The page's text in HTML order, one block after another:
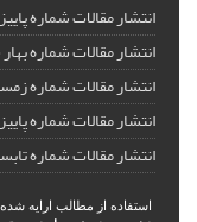
انتشار مقالات شماره پاییز 1404
انتشار مقالات شماره بهار 1403 نشریه
انتشار مقالات شماره زمستان 1402
انتشار مقالات شماره پاییز 1402 نشریه
انتشار مقالات شماره تابستان 1402
استفاده از مطالب ارایه شده